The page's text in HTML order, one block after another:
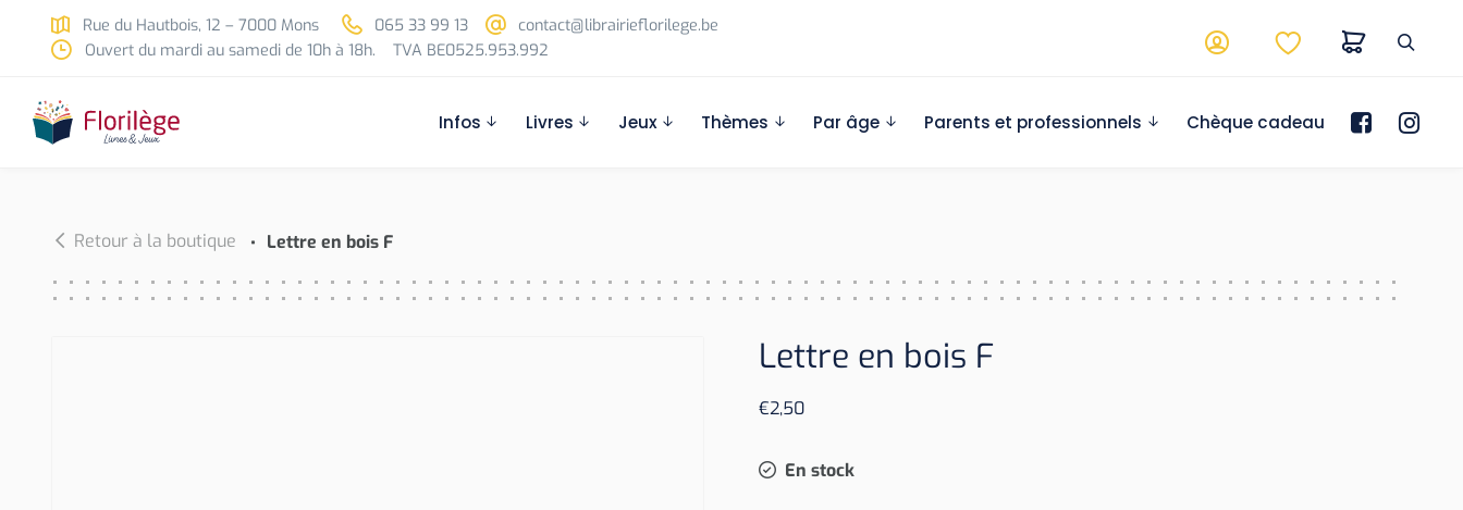
Skip to main content
Rue du Hautbois, 12 – 7000 Mons 065 33 99 13
contact@librairieflorilege.be
Ouvert du mardi au samedi de 10h à 18h.
TVA BE0525.953.992
Infos Livres Jeux Thèmes Par âge Parents et professionnels Chèque cadeau
Retour à la boutique Lettre en bois F
Lettre en bois F
€2,50
En stock